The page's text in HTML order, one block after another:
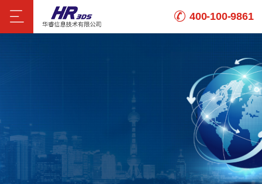
400-100-9861